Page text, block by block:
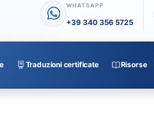
WHATSAPP
+39 340 356 5725
Traduzioni certificate Risorse